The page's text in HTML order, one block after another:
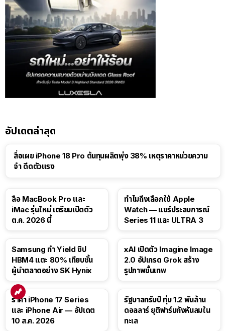
อัปเดตล่าสุด
สื่อเผย iPhone 18 Pro ต้นทุนผลิตพุ่ง 38% เหตุราคาหน่วยความ
จำ ดีดตัวแรง
ลือ MacBook Pro และ
iMac รุ่นใหม่ เตรียมเปิดตัว
ต.ค. 2026 นี้
ทำไมถึงเลือกใช้ Apple
Watch — แชร์ประสบการณ์
Series 11 และ ULTRA 3
Samsung ทำ Yield ชิป
HBM4 แตะ 80% เทียบชั้น
ผู้นำตลาดอย่าง SK Hynix
xAI เปิดตัว Imagine Image
2.0 อัปเกรด Grok สร้าง
รูปภาพขั้นเทพ
ราคา iPhone 17 Series
และ iPhone Air — อัปเดต
10 ส.ค. 2026
รัฐบาลทรัมป์ ทุ่ม 1.2 พันล้าน
ดอลลาร์ ยุติฟาร์มกังหันลมใน
ทะเล